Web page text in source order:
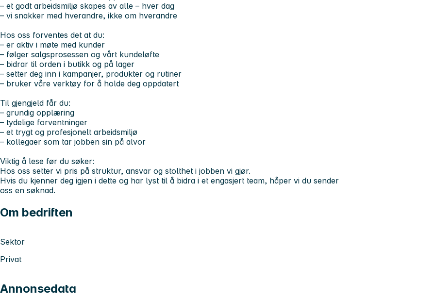
– et godt arbeidsmiljø skapes av alle – hver dag
– vi snakker med hverandre, ikke om hverandre
Hos oss forventes det at du:
– er aktiv i møte med kunder
– følger salgsprosessen og vårt kundeløfte
– bidrar til orden i butikk og på lager
– setter deg inn i kampanjer, produkter og rutiner
– bruker våre verktøy for å holde deg oppdatert
Til gjengjeld får du:
– grundig opplæring
– tydelige forventninger
– et trygt og profesjonelt arbeidsmiljø
– kollegaer som tar jobben sin på alvor
Viktig å lese før du søker:
Hos oss setter vi pris på struktur, ansvar og stolthet i jobben vi gjør.
Hvis du kjenner deg igjen i dette og har lyst til å bidra i et engasjert team, håper vi du sender
oss en søknad.
Om bedriften
Sektor
Privat
Annonsedata